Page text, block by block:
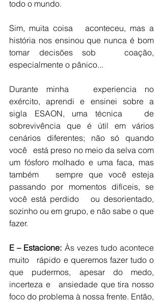
todo o mundo.
Sim, muita coisa   aconteceu, mas a
história nos ensinou que nunca é bom
tomar decisões sob   coação,
especialmente o pânico...
Durante minha   experiencia no
exército, aprendi e ensinei sobre a
sigla ESAON, uma técnica   de
sobrevivência que é útil em vários
cenários diferentes; não só quando
você   está preso no meio da selva com
um fósforo molhado e uma faca, mas
também   sempre que você esteja
passando por momentos difíceis, se
você está perdido   ou desorientado,
sozinho ou em grupo, e não sabe o que
fazer.
E – Estacione: Às vezes tudo acontece
muito   rápido e queremos fazer tudo o
que pudermos, apesar do medo,
incerteza e   ansiedade que tira nosso
foco do problema à nossa frente. Então,